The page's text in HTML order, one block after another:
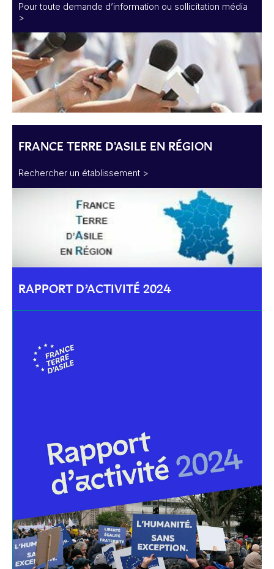
Pour toute demande d’information ou sollicitation média
>
FRANCE TERRE D'ASILE EN RÉGION
Rechercher un établissement >
RAPPORT D’ACTIVITÉ 2024